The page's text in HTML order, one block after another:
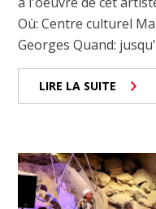
Où: Centre culturel
Georges Quand:
LIRE LA SUITE